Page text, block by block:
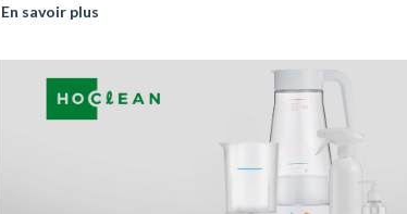
En savoir plus